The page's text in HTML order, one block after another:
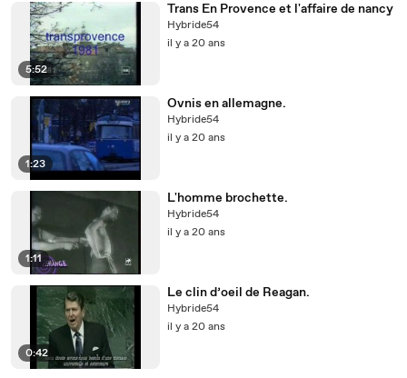
5:52
Trans En Provence et l'affaire de nancy
Hybride54
il y a 20 ans
1:23
Ovnis en allemagne.
Hybride54
il y a 20 ans
1:11
L'homme brochette.
Hybride54
il y a 20 ans
0:42
Le clin d’oeil de Reagan.
Hybride54
il y a 20 ans